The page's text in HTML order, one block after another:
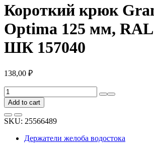
Короткий крюк
Optima 125 мм, RAL
ШК 157040
138,00 ₽
Короткий
крюк
Grand
Line
Optima
Add to cart
SKU: 25566489
Держатели желоба водостока